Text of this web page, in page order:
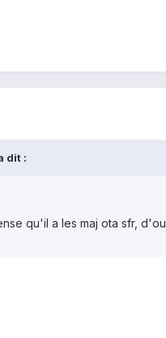
dit :
qu'il a les maj ota sfr,